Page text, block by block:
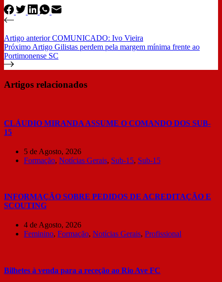
Artigo anteriorCOMUNICADO: Ivo Vieira
Próximo Artigo Gilistas perdem pela margem mínima frente ao
Portimonense SC
Artigos relacionados
CLÁUDIO MIRANDA ASSUME O COMANDO DOS SUB-
15
5 de Agosto, 2026
Formação, Notícias Gerais, Sub-15, Sub-15
INFORMAÇÃO SOBRE PEDIDOS DE ACREDITAÇÃO E
SCOUTING
4 de Agosto, 2026
Feminino, Formação, Notícias Gerais, Profissional
Bilhetes à venda para a receção ao Rio Ave FC